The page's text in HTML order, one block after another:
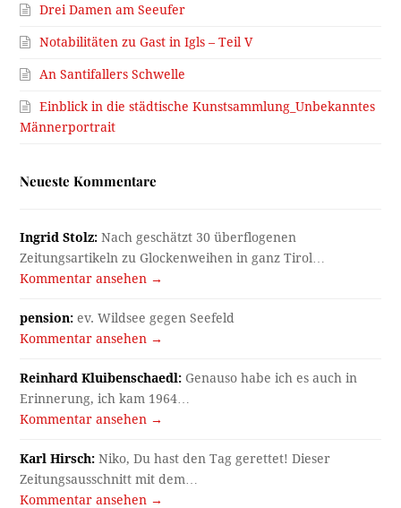
Drei Damen am Seeufer
Notabilitäten zu Gast in Igls – Teil V
An Santifallers Schwelle
Einblick in die städtische Kunstsammlung_Unbekanntes
Männerportrait
Neueste Kommentare
Ingrid Stolz: Nach geschätzt 30 überflogenen
Zeitungsartikeln zu Glockenweihen in ganz Tirol…
Kommentar ansehen →
pension: ev. Wildsee gegen Seefeld
Kommentar ansehen →
Reinhard Kluibenschaedl: Genauso habe ich es auch in
Erinnerung, ich kam 1964…
Kommentar ansehen →
Karl Hirsch: Niko, Du hast den Tag gerettet! Dieser
Zeitungsausschnitt mit dem…
Kommentar ansehen →